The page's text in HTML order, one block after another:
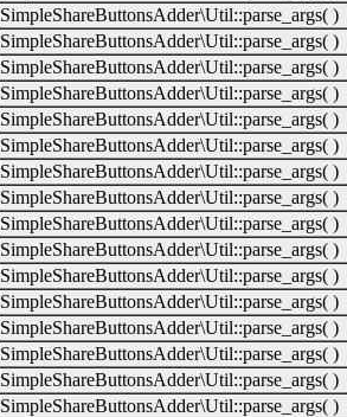
SimpleShareButtonsAdder\Util::parse_args( )
SimpleShareButtonsAdder\Util::parse_args( )
SimpleShareButtonsAdder\Util::parse_args( )
SimpleShareButtonsAdder\Util::parse_args( )
SimpleShareButtonsAdder\Util::parse_args( )
SimpleShareButtonsAdder\Util::parse_args( )
SimpleShareButtonsAdder\Util::parse_args( )
SimpleShareButtonsAdder\Util::parse_args( )
SimpleShareButtonsAdder\Util::parse_args( )
SimpleShareButtonsAdder\Util::parse_args( )
SimpleShareButtonsAdder\Util::parse_args( )
SimpleShareButtonsAdder\Util::parse_args( )
SimpleShareButtonsAdder\Util::parse_args( )
SimpleShareButtonsAdder\Util::parse_args( )
SimpleShareButtonsAdder\Util::parse_args( )
SimpleShareButtonsAdder\Util::parse_args( )